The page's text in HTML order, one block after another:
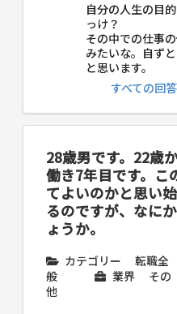
自分の人生の目
っけ？
その中での仕事
みたいな。自ず
と思います。
すべての回
28歳男です。22歳
働き7年目です。こ
てよいのかと思い
るのですが、なに
ょうか。
カテゴリー
転職全
般
業界
その
他